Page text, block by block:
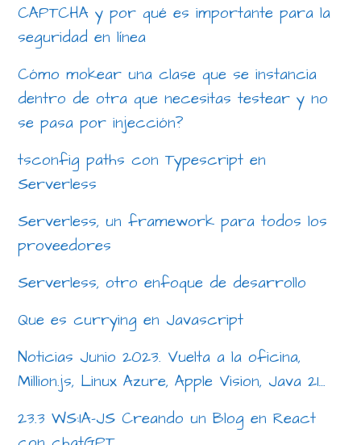
CAPTCHA y por qué es importante para la
seguridad en línea
Cómo mokear una clase que se instancia
dentro de otra que necesitas testear y no
se pasa por injección?
tsconfig paths con Typescript en
Serverless
Serverless, un framework para todos los
proveedores
Serverless, otro enfoque de desarrollo
Que es currying en Javascript
Noticias Junio 2023. Vuelta a la oficina,
Million.js, Linux Azure, Apple Vision, Java 21…
23.3 WS:IA-JS Creando un Blog en React